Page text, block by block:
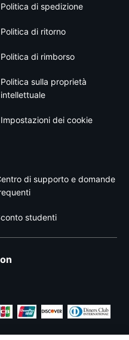
Politica di spedizione
Politica di ritorno
Politica di rimborso
Politica sulla proprietà
intellettuale
Impostazioni dei cookie
di supporto e domande
studenti